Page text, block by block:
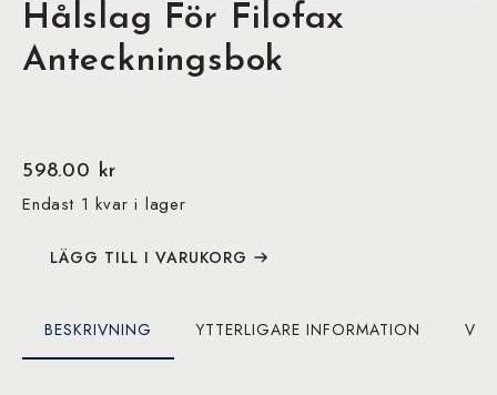
Hålslag För Filofax
Anteckningsbok
598.00 kr
Endast 1 kvar i lager
LÄGG TILL I VARUKORG
BESKRIVNING YTTERLIGARE INFORMATION